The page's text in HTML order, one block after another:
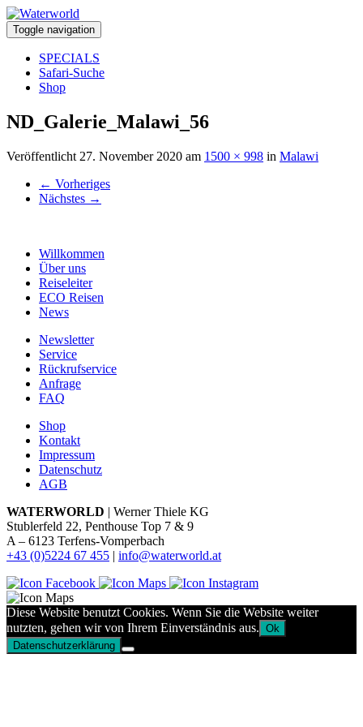
Toggle navigation
SPECIALS
Safari-Suche
Shop
ND_Galerie_Malawi_56
Veröffentlicht 27. November 2020 am 1500 × 998 in Malawi
← Vorheriges
Nächstes →
Willkommen
Über uns
Reiseleiter
ECO Reisen
News
Newsletter
Service
Rückrufservice
Anfrage
FAQ
Shop
Kontakt
Impressum
Datenschutz
AGB
WATERWORLD | Werner Thiele KG
Stublerfeld 22, Penthouse Top 7 & 9
A – 6123 Terfens-Vomperbach
+43 (0)5224 67 455 | info@waterworld.at
Diese Website benutzt Cookies. Wenn Sie die Website weiter
nutzten, gehen wir von Ihrem Einverständnis aus. Ok
Datenschutzerklärung